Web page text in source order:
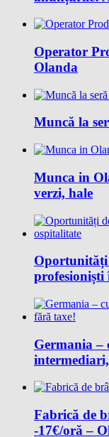
Operator
Olanda
Muncă la
Munca in
verzi, hale
profesioniști
Germania –
Fabrică de
-17€/oră –